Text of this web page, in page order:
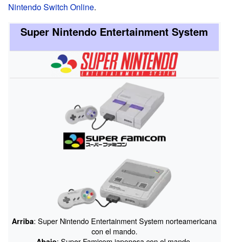
Nintendo Switch Online.
Super Nintendo Entertainment System
Arriba: Super Nintendo Entertainment System norteamericana
con el mando.